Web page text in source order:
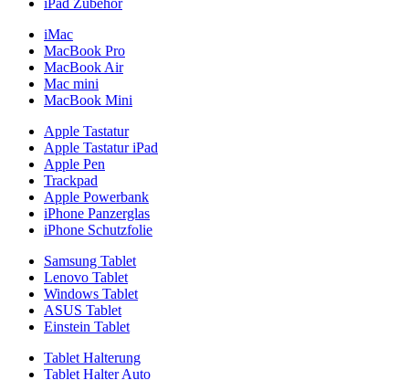
iMac
MacBook Pro
MacBook Air
Mac mini
MacBook Mini
Apple Tastatur
Apple Tastatur iPad
Apple Pen
Trackpad
Apple Powerbank
iPhone Panzerglas
iPhone Schutzfolie
Samsung Tablet
Lenovo Tablet
Windows Tablet
ASUS Tablet
Einstein Tablet
Tablet Halterung
Tablet Halter Auto